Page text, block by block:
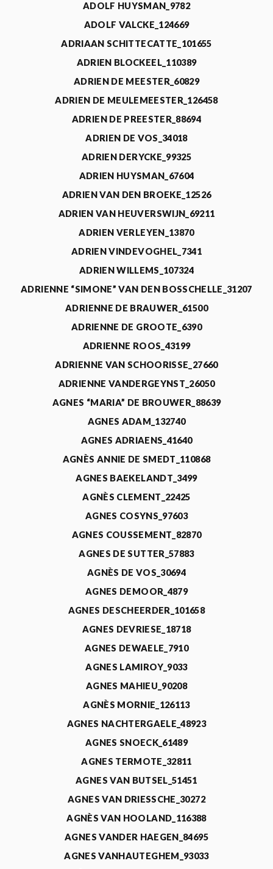
ADOLF HUYSMAN_9782
ADOLF VALCKE_124669
ADRIAAN SCHITTECATTE_101655
ADRIEN BLOCKEEL_110389
ADRIEN DE MEESTER_60829
ADRIEN DE MEULEMEESTER_126458
ADRIEN DE PREESTER_88694
ADRIEN DE VOS_34018
ADRIEN DERYCKE_99325
ADRIEN HUYSMAN_67604
ADRIEN VAN DEN BROEKE_12526
ADRIEN VAN HEUVERSWIJN_69211
ADRIEN VERLEYEN_13870
ADRIEN VINDEVOGHEL_7341
ADRIEN WILLEMS_107324
ADRIENNE “SIMONE” VAN DEN BOSSCHELLE_31207
ADRIENNE DE BRAUWER_61500
ADRIENNE DE GROOTE_6390
ADRIENNE ROOS_43199
ADRIENNE VAN SCHOORISSE_27660
ADRIENNE VANDERGEYNST_26050
AGNES “MARIA” DE BROUWER_88639
AGNES ADAM_132740
AGNES ADRIAENS_41640
AGNÈS ANNIE DE SMEDT_110868
AGNES BAEKELANDT_3499
AGNÈS CLEMENT_22425
AGNES COSYNS_97603
AGNES COUSSEMENT_82870
AGNES DE SUTTER_57883
AGNÈS DE VOS_30694
AGNES DEMOOR_4879
AGNES DESCHEERDER_101658
AGNES DEVRIESE_18718
AGNES DEWAELE_7910
AGNES LAMIROY_9033
AGNES MAHIEU_90208
AGNÈS MORNIE_126113
AGNES NACHTERGAELE_48923
AGNES SNOECK_61489
AGNES TERMOTE_32811
AGNES VAN BUTSEL_51451
AGNES VAN DRIESSCHE_30272
AGNÈS VAN HOOLAND_116388
AGNES VANDER HAEGEN_84695
AGNES VANHAUTEGHEM_93033